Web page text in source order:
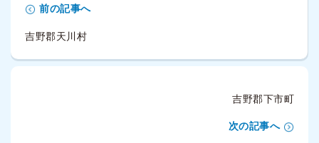
前の記事へ
吉野郡天川村
吉野郡下市町
次の記事へ